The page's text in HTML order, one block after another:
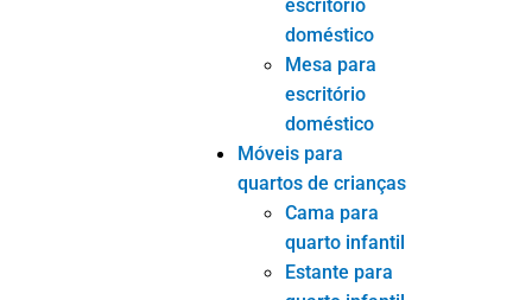
estudo para
sala de
crianças
Mesa de
estudo para
quarto infantil
Móveis para sala
de estar
Mesa de
centro